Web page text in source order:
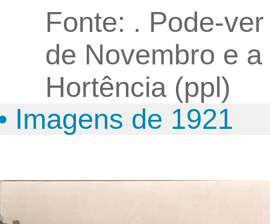
Fonte: . Pode-
de Novembro e
Hortência (ppl)
Imagens de 1921